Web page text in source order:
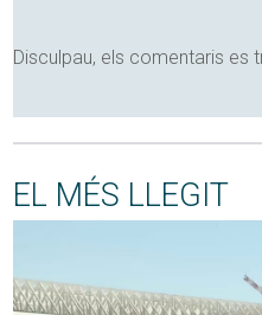
Disculpau, els comentaris es
EL MÉS LLEGIT